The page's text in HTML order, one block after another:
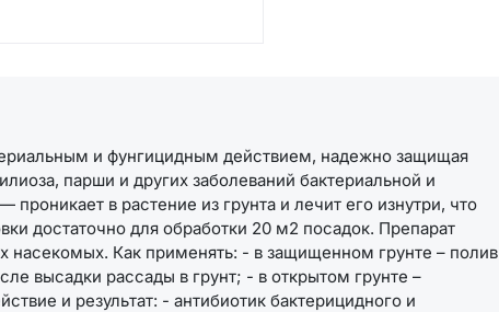
и фунгицидным действием, надежно защищая
парши и других заболеваний бактериальной и
в растение из грунта и лечит его изнутри, что
достаточно для обработки 20 м2 посадок. Препарат
насекомых. Как применять: - в защищенном грунте – полив
высадки рассады в грунт; - в открытом грунте –
и результат: - антибиотик бактерицидного и